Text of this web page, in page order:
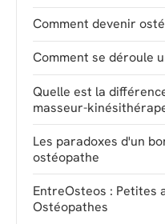
Comment devenir
Comment se déroule
Quelle est la
masseur-
Les paradoxes d'un
ostéopathe
EntreOsteos : Petites
Ostéopathes